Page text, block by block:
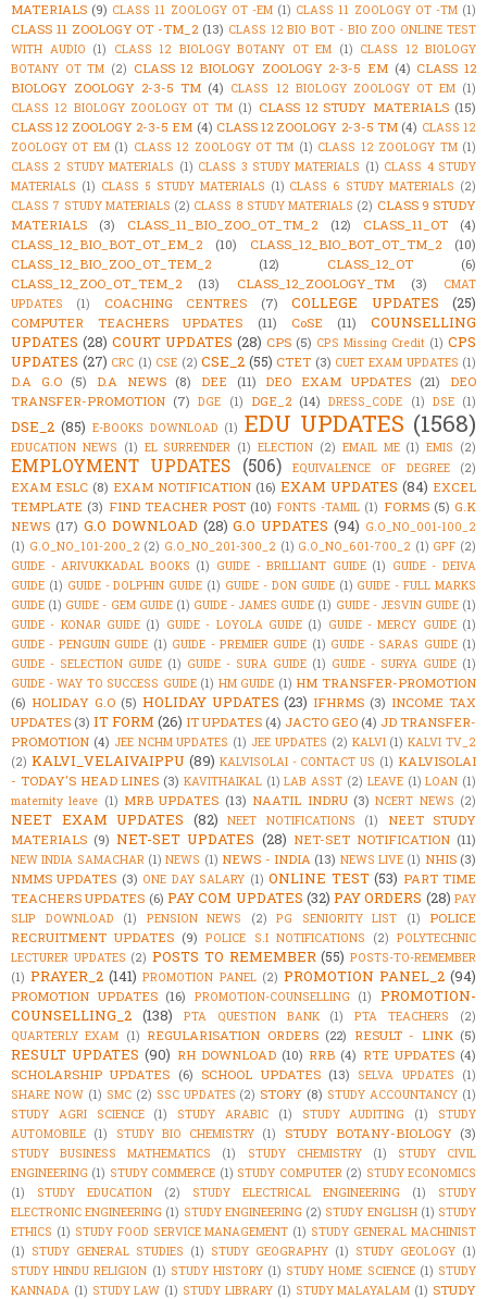
MATERIALS (9) CLASS 11 ZOOLOGY OT -EM (1) CLASS 11 ZOOLOGY OT -TM (1)
CLASS 11 ZOOLOGY OT -TM_2 (13) CLASS 12 BIO BOT - BIO ZOO ONLINE TEST
WITH AUDIO (1) CLASS 12 BIOLOGY BOTANY OT EM (1) CLASS 12 BIOLOGY
BOTANY OT TM (2) CLASS 12 BIOLOGY ZOOLOGY 2-3-5 EM (4) CLASS 12
BIOLOGY ZOOLOGY 2-3-5 TM (4) CLASS 12 BIOLOGY ZOOLOGY OT EM (1)
CLASS 12 BIOLOGY ZOOLOGY OT TM (1) CLASS 12 STUDY MATERIALS (15)
CLASS 12 ZOOLOGY 2-3-5 EM (4) CLASS 12 ZOOLOGY 2-3-5 TM (4) CLASS 12
ZOOLOGY OT EM (1) CLASS 12 ZOOLOGY OT TM (1) CLASS 12 ZOOLOGY TM (1)
CLASS 2 STUDY MATERIALS (1) CLASS 3 STUDY MATERIALS (1) CLASS 4 STUDY
MATERIALS (1) CLASS 5 STUDY MATERIALS (1) CLASS 6 STUDY MATERIALS (2)
CLASS 7 STUDY MATERIALS (2) CLASS 8 STUDY MATERIALS (2) CLASS 9 STUDY
MATERIALS
(3) CLASS_11_BIO_ZOO_OT_TM_2 (12) CLASS_11_OT
(4)
CLASS_12_BIO_BOT_OT_EM_2
(10) CLASS_12_BIO_BOT_OT_TM_2
(10)
CLASS_12_BIO_ZOO_OT_TEM_2
(12) CLASS_12_OT
(6)
CLASS_12_ZOO_OT_TEM_2
(13) CLASS_12_ZOOLOGY_TM (3)
CMAT
UPDATES
(1) COACHING CENTRES (7) COLLEGE UPDATES (25)
COMPUTER TEACHERS UPDATES (11) CoSE (11)
COUNSELLING
UPDATES (28) COURT UPDATES (28) CPS (5) CPS Missing Credit (1) CPS
UPDATES (27) CRC (1) CSE (2) CSE_2 (55) CTET (3) CUET EXAM UPDATES (1)
D.A G.O (5) D.A NEWS (8) DEE (11) DEO EXAM UPDATES (21)
DEO
TRANSFER-PROMOTION (7) DGE (1) DGE_2 (14) DRESS_CODE (1) DSE (1)
DSE_2 (85) E-BOOKS DOWNLOAD (1) EDU UPDATES (1568)
EDUCATION NEWS (1) EL SURRENDER (1) ELECTION (2) EMAIL ME (1) EMIS (2)
EMPLOYMENT UPDATES (506) EQUIVALENCE OF DEGREE (2)
EXAM ESLC (8) EXAM NOTIFICATION (16) EXAM UPDATES (84) EXCEL
TEMPLATE (3) FIND TEACHER POST (10) FONTS -TAMIL (1) FORMS (5) G.K
NEWS (17) G.O DOWNLOAD (28) G.O UPDATES (94) G.O_NO_001-100_2
(1) G.O_NO_101-200_2 (2) G.O_NO_201-300_2 (1) G.O_NO_601-700_2 (1) GPF (2)
GUIDE - ARIVUKKADAL BOOKS (1) GUIDE - BRILLIANT GUIDE (1) GUIDE - DEIVA
GUIDE (1) GUIDE - DOLPHIN GUIDE (1) GUIDE - DON GUIDE (1) GUIDE - FULL MARKS
GUIDE (1) GUIDE - GEM GUIDE (1) GUIDE - JAMES GUIDE (1) GUIDE - JESVIN GUIDE (1)
GUIDE - KONAR GUIDE (1) GUIDE - LOYOLA GUIDE (1) GUIDE - MERCY GUIDE (1)
GUIDE - PENGUIN GUIDE (1) GUIDE - PREMIER GUIDE (1) GUIDE - SARAS GUIDE (1)
GUIDE - SELECTION GUIDE (1) GUIDE - SURA GUIDE (1) GUIDE - SURYA GUIDE (1)
GUIDE - WAY TO SUCCESS GUIDE (1) HM GUIDE (1) HM TRANSFER-PROMOTION
(6) HOLIDAY G.O (5) HOLIDAY UPDATES (23) IFHRMS (3) INCOME TAX
UPDATES (3) IT FORM (26) IT UPDATES (4) JACTO GEO (4) JD TRANSFER-
PROMOTION (4) JEE NCHM UPDATES (1) JEE UPDATES (2) KALVI (1) KALVI TV_2
(2) KALVI_VELAIVAIPPU (89) KALVISOLAI - CONTACT US (1) KALVISOLAI
- TODAY'S HEAD LINES (3) KAVITHAIKAL (1) LAB ASST (2) LEAVE (1) LOAN (1)
maternity leave (1) MRB UPDATES (13) NAATIL INDRU (3) NCERT NEWS (2)
NEET EXAM UPDATES (82) NEET NOTIFICATIONS (1)
NEET STUDY
MATERIALS (9) NET-SET UPDATES (28) NET-SET NOTIFICATION (11)
NEW INDIA SAMACHAR (1) NEWS (1) NEWS - INDIA (13) NEWS LIVE (1) NHIS (3)
NMMS UPDATES (3) ONE DAY SALARY (1) ONLINE TEST (53) PART TIME
TEACHERS UPDATES (6) PAY COM UPDATES (32) PAY ORDERS (28) PAY
SLIP DOWNLOAD
(1) PENSION NEWS (2) PG SENIORITY LIST (1)
POLICE
RECRUITMENT UPDATES (9) POLICE S.I NOTIFICATIONS (2) POLYTECHNIC
LECTURER UPDATES (2) POSTS TO REMEMBER (55) POSTS-TO-REMEMBER
(1) PRAYER_2 (141) PROMOTION PANEL (2) PROMOTION PANEL_2 (94)
PROMOTION UPDATES (16) PROMOTION-COUNSELLING (1)
PROMOTION-
COUNSELLING_2 (138) PTA QUESTION BANK (1) PTA TEACHERS
(2)
QUARTERLY EXAM (1) REGULARISATION ORDERS (22) RESULT - LINK (5)
RESULT UPDATES (90) RH DOWNLOAD (10) RRB (4) RTE UPDATES (4)
SCHOLARSHIP UPDATES (6) SCHOOL UPDATES (13) SELVA UPDATES
(1)
SHARE NOW (1) SMC (2) SSC UPDATES (2) STORY (8) STUDY ACCOUNTANCY (1)
STUDY AGRI SCIENCE
(1) STUDY ARABIC (1) STUDY AUDITING (1)
STUDY
AUTOMOBILE (1) STUDY BIO CHEMISTRY (1) STUDY BOTANY-BIOLOGY (3)
STUDY BUSINESS MATHEMATICS (1) STUDY CHEMISTRY (1)
STUDY CIVIL
ENGINEERING (1) STUDY COMMERCE (1) STUDY COMPUTER (2) STUDY ECONOMICS
(1)
STUDY EDUCATION (2) STUDY ELECTRICAL ENGINEERING (1)
STUDY
ELECTRONIC ENGINEERING (1) STUDY ENGINEERING (2) STUDY ENGLISH (1) STUDY
ETHICS (1) STUDY FOOD SERVICE MANAGEMENT (1) STUDY GENERAL MACHINIST
(1) STUDY GENERAL STUDIES (1) STUDY GEOGRAPHY (1) STUDY GEOLOGY (1)
STUDY HINDU RELIGION (1) STUDY HISTORY (1) STUDY HOME SCIENCE (1) STUDY
KANNADA (1) STUDY LAW (1) STUDY LIBRARY (1) STUDY MALAYALAM (1) STUDY